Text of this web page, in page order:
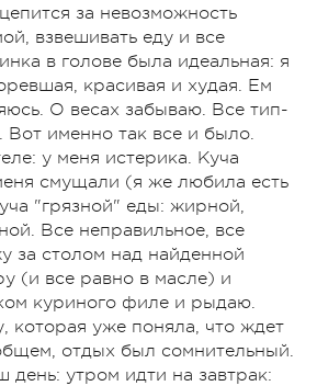
за невозможность
взвешивать еду и все
в голове была идеальная: я
красивая и худая. Ем
О весах забываю. Все тип-
Вот именно так все и было.
у меня истерика. Куча
смущали (я же любила есть
"грязной" еды: жирной,
Все неправильное, все
за столом над найденной
(и все равно в масле) и
куриного филе и рыдаю.
которая уже поняла, что ждет
отдых был сомнительный.
день: утром идти на завтрак: